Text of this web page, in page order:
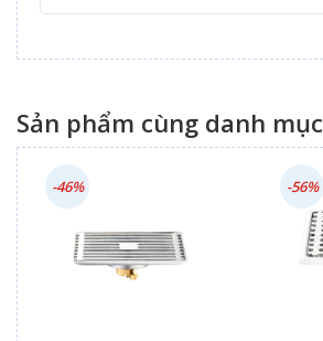
Sản phẩm cùng danh mục
-46% -56%